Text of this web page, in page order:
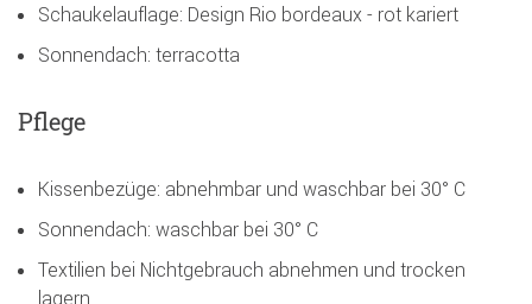
Schaukelauflage: Design Rio bordeaux - rot kariert
Sonnendach: terracotta
Pflege
Kissenbezüge: abnehmbar und waschbar bei 30° C
Sonnendach: waschbar bei 30° C
Textilien bei Nichtgebrauch abnehmen und trocken
lagern